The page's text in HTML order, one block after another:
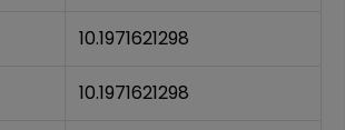
10.1971621298
10.1971621298